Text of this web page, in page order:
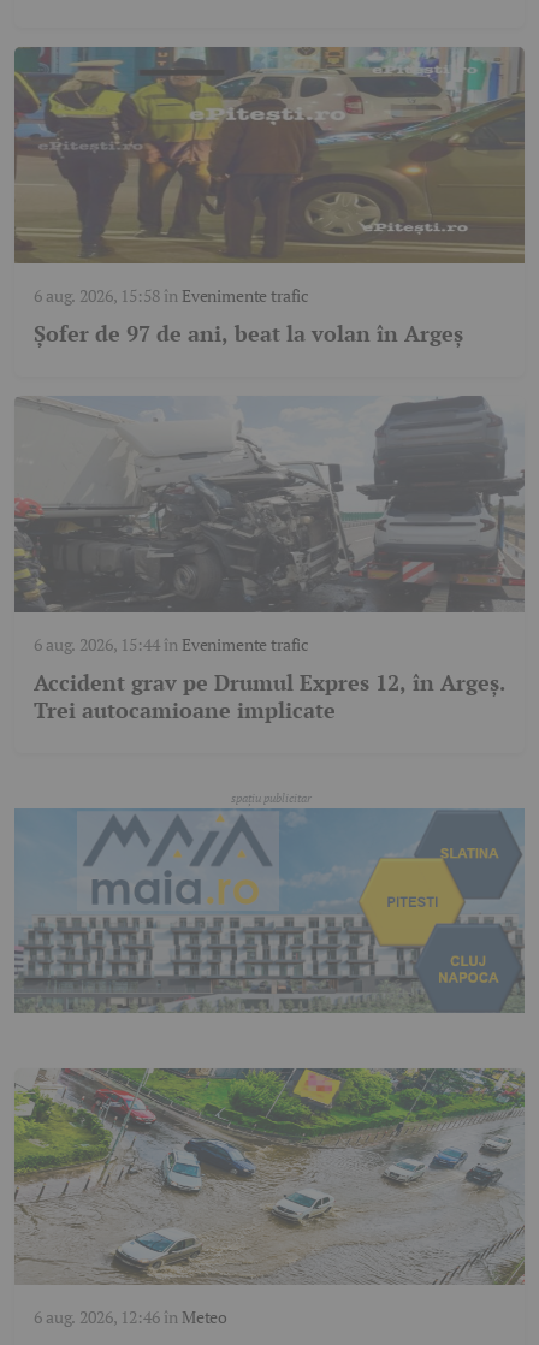
6 aug. 2026, 15:58în Evenimente trafic
Șofer de 97 de ani, beat la volan în Argeș
6 aug. 2026, 15:44în Evenimente trafic
Accident grav pe Drumul Expres 12, în Argeș.
Trei autocamioane implicate
6 aug. 2026, 12:46în Meteo